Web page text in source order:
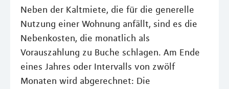
Neben der Kaltmiete, die für die generelle
Nutzung einer Wohnung anfällt, sind es die
Nebenkosten, die monatlich als
Vorauszahlung zu Buche schlagen. Am Ende
eines Jahres oder Intervalls von zwölf
Monaten wird abgerechnet: Die